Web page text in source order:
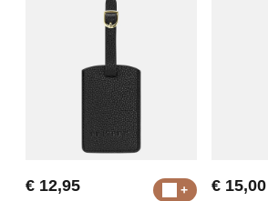
€ 12,95 € 15,00